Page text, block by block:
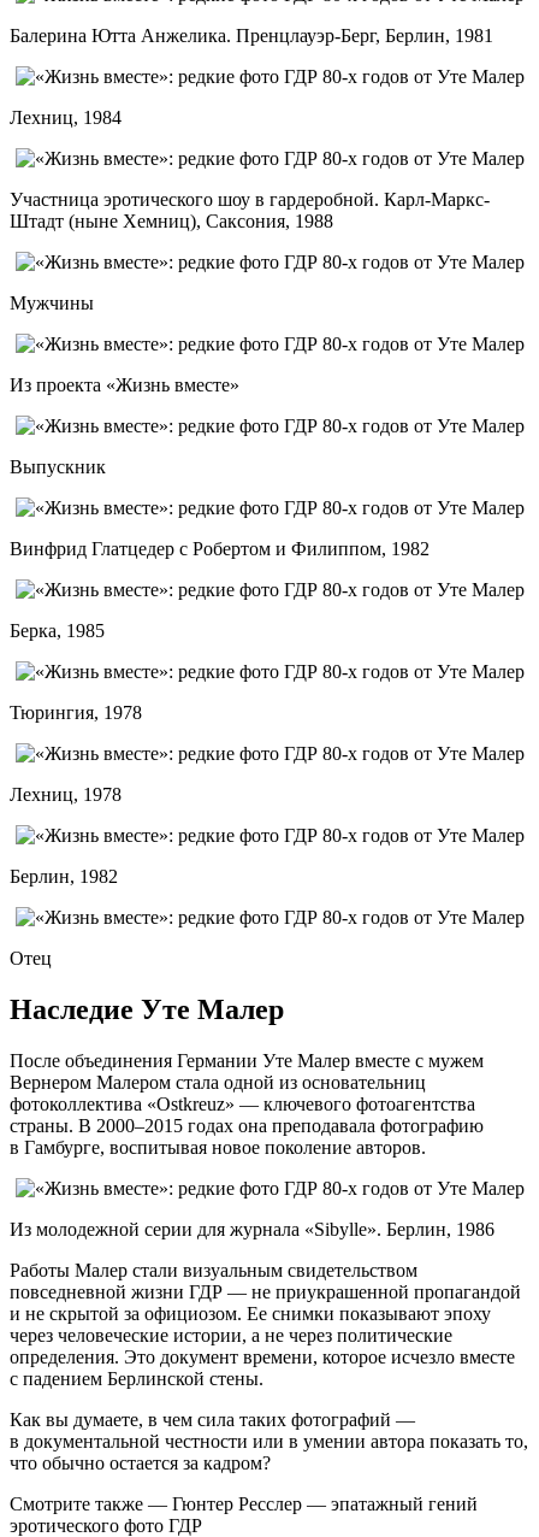
Балерина Ютта Анжелика. Пренцлауэр-Берг, Берлин, 1981
Лехниц, 1984
Участница эротического шоу в гардеробной. Карл-Маркс-
Штадт (ныне Хемниц), Саксония, 1988
Мужчины
Из проекта «Жизнь вместе»
Выпускник
Винфрид Глатцедер с Робертом и Филиппом, 1982
Берка, 1985
Тюрингия, 1978
Лехниц, 1978
Берлин, 1982
Отец
Наследие Уте Малер
После объединения Германии Уте Малер вместе с мужем
Вернером Малером стала одной из основательниц
фотоколлектива «Ostkreuz» — ключевого фотоагентства
страны. В 2000–2015 годах она преподавала фотографию
в Гамбурге, воспитывая новое поколение авторов.
Из молодежной серии для журнала «Sibylle». Берлин, 1986
Работы Малер стали визуальным свидетельством
повседневной жизни ГДР — не приукрашенной пропагандой
и не скрытой за официозом. Ее снимки показывают эпоху
через человеческие истории, а не через политические
определения. Это документ времени, которое исчезло вместе
с падением Берлинской стены.
Как вы думаете, в чем сила таких фотографий —
в документальной честности или в умении автора показать то,
что обычно остается за кадром?
Смотрите также — Гюнтер Ресслер — эпатажный гений
эротического фото ГДР